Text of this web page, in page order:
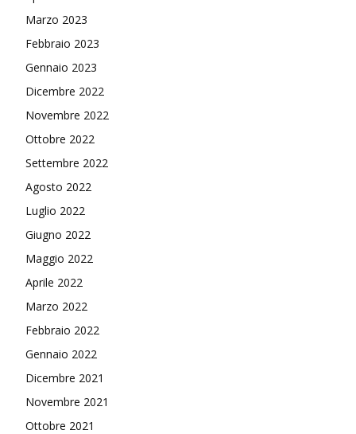
Marzo 2023
Febbraio 2023
Gennaio 2023
Dicembre 2022
Novembre 2022
Ottobre 2022
Settembre 2022
Agosto 2022
Luglio 2022
Giugno 2022
Maggio 2022
Aprile 2022
Marzo 2022
Febbraio 2022
Gennaio 2022
Dicembre 2021
Novembre 2021
Ottobre 2021